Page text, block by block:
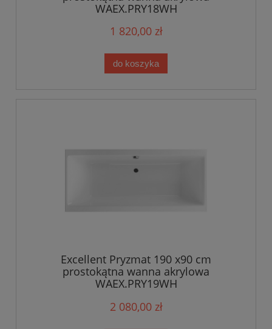
WAEX.PRY18WH
1 820,00 zł
do koszyka
Excellent Pryzmat 190 x90 cm
prostokątna wanna akrylowa
WAEX.PRY19WH
2 080,00 zł